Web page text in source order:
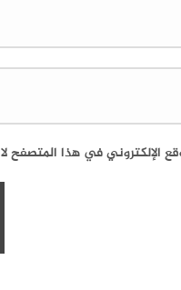
الإلكتروني في هذا المتصفح